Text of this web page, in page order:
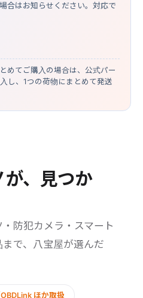
合はお知らせください。対応で
めてご購入の場合は、公式パー
し、1つの荷物にまとめて発送
、見つか
防犯カメラ・スマート
で、八宝屋が選んだ
ほか取扱